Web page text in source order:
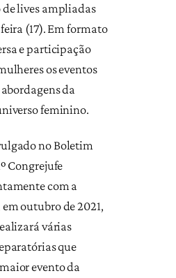
de lives ampliadas
(17). Em formato
e participação
os eventos
da
feminino.
no Boletim
Congrejufe
com a
outubro de 2021,
várias
que
evento da